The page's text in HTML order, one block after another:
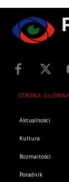
STRONA
Aktualności
Kultura
Rozmaitości
Poradnik